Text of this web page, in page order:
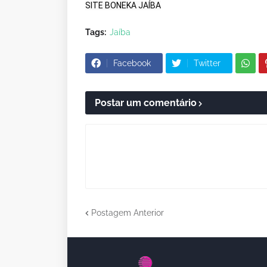
SITE BONEKA JAÍBA
Tags: Jaíba
Facebook Twitter
Postar um comentário
Postagem Anterior